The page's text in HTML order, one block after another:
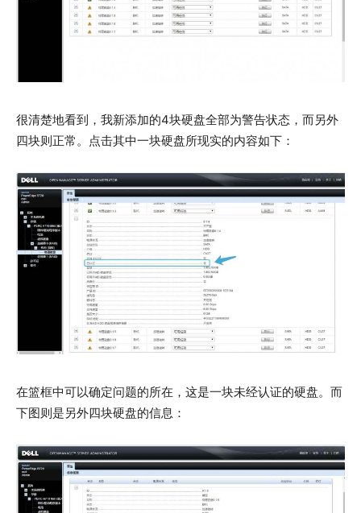
很清楚地看到，我新添加的4块硬盘全部为警告状态，而另外
四块则正常。点击其中一块硬盘所现实的内容如下：
在篮框中可以确定问题的所在，这是一块未经认证的硬盘。而
下图则是另外四块硬盘的信息：